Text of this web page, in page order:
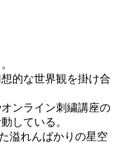
的な世界観を掛け合
ンライン刺繍講座の
している。
溢れんばかりの星空